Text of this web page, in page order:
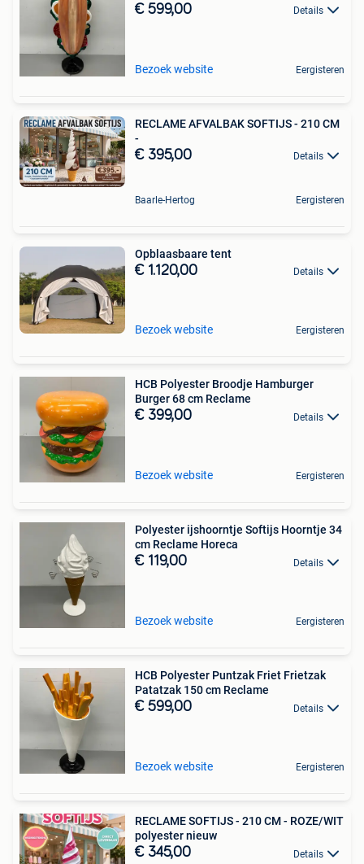
€ 599,00 Details
Bezoek website Eergisteren
RECLAME AFVALBAK SOFTIJS - 210 CM
-
€ 395,00 Details
Baarle-Hertog Eergisteren
Opblaasbaare tent
€ 1.120,00 Details
Bezoek website Eergisteren
HCB Polyester Broodje Hamburger
Burger 68 cm Reclame
€ 399,00 Details
Bezoek website Eergisteren
Polyester ijshoorntje Softijs Hoorntje 34
cm Reclame Horeca
€ 119,00 Details
Bezoek website Eergisteren
HCB Polyester Puntzak Friet Frietzak
Patatzak 150 cm Reclame
€ 599,00 Details
Bezoek website Eergisteren
RECLAME SOFTIJS - 210 CM - ROZE/WIT
polyester nieuw
€ 345,00 Details